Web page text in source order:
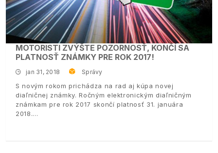
MOTORISTI ZVÝŠTE POZORNOSŤ, KONČÍ SA
PLATNOSŤ ZNÁMKY PRE ROK 2017!
jan 31, 2018 Správy
S novým rokom prichádza na rad aj kúpa novej
diaľničnej známky. Ročným elektronickým diaľničným
známkam pre rok 2017 skončí platnosť 31. januára
2018.